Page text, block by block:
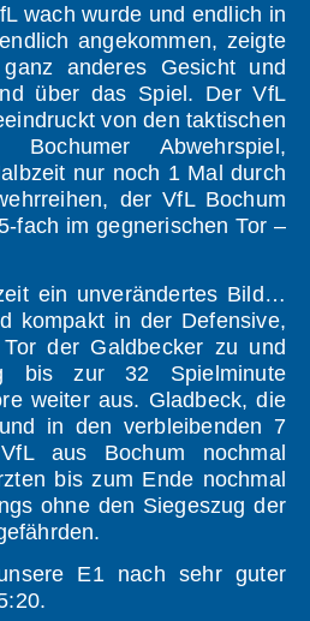
wach wurde und endlich in
angekommen, zeigte
anderes Gesicht und
über das Spiel. Der VfL
von den taktischen
Bochumer Abwehrspiel,
nur noch 1 Mal durch
der VfL Bochum
fach im gegnerischen Tor –
ein unverändertes Bild…
kompakt in der Defensive,
der Galdbecker zu und
bis zur 32 Spielminute
weiter aus. Gladbeck, die
in den verbleibenden 7
aus Bochum nochmal
bis zum Ende nochmal
ohne den Siegeszug der
E1 nach sehr guter